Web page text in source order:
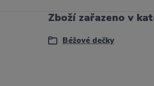
Zboží zařazeno v
Béžové dečky